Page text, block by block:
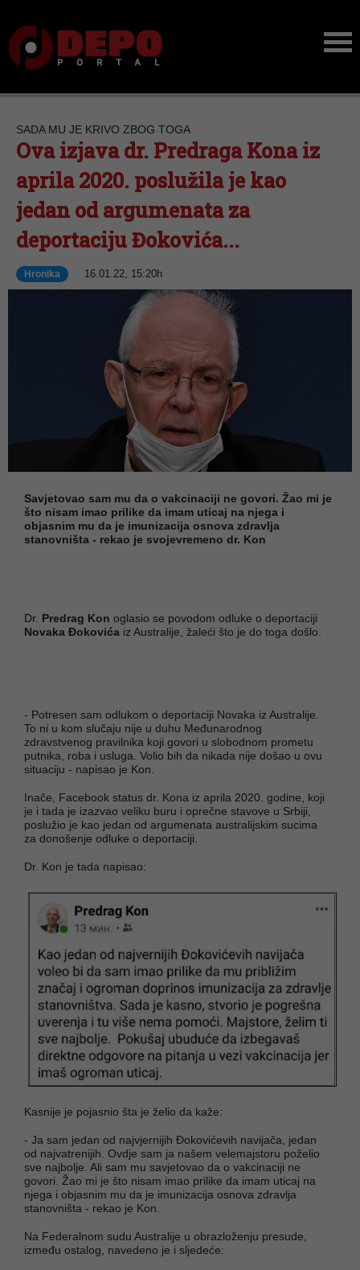
SADA MU JE KRIVO ZBOG TOGA
Ova izjava dr. Predraga Kona iz
aprila 2020. poslužila je kao
jedan od argumenata za
deportaciju Đokovića...
Hronika 16.01.22, 15:20h
Savjetovao sam mu da o vakcinaciji ne govori. Žao mi je
što nisam imao prilike da imam uticaj na njega i
objasnim mu da je imunizacija osnova zdravlja
stanovništa - rekao je svojevremeno dr. Kon
Dr. Predrag Kon oglasio se povodom odluke o deportaciji
Novaka Đokovića iz Australije, žaleći što je do toga došlo.
- Potresen sam odlukom o deportaciji Novaka iz Australije.
To ni u kom slučaju nije u duhu Međunarodnog
zdravstvenog pravilnika koji govori u slobodnom prometu
putnika, roba i usluga. Volio bih da nikada nije došao u ovu
situaciju - napisao je Kon.
Inače, Facebook status dr. Kona iz aprila 2020. godine, koji
je i tada je izazvao veliku buru i oprečne stavove u Srbiji,
poslužio je kao jedan od argumenata australijskim sucima
za donošenje odluke o deportaciji.
Dr. Kon je tada napisao:
Kasnije je pojasnio šta je želio da kaže:
- Ja sam jedan od najvjernijih Đokovićevih navijača, jedan
od najvatrenijih. Ovdje sam ja našem velemajstoru poželio
sve najbolje. Ali sam mu savjetovao da o vakcinaciji ne
govori. Žao mi je što nisam imao prilike da imam uticaj na
njega i objasnim mu da je imunizacija osnova zdravlja
stanovništa - rekao je Kon.
Na Federalnom sudu Australije u obrazloženju presude,
između ostalog, navedeno je i sljedeće: